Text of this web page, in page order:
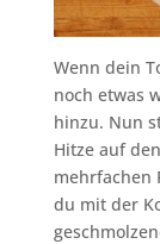
Wenn dein
noch etwas
hinzu. Nun
Hitze auf
mehrfachen
du mit der